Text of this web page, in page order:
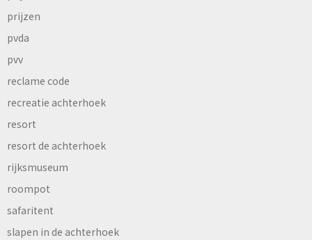
prijzen
pvda
pvv
reclame code
recreatie achterhoek
resort
resort de achterhoek
rijksmuseum
roompot
safaritent
slapen in de achterhoek